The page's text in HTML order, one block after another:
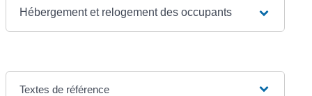
Hébergement et relogement des occupants
Textes de référence